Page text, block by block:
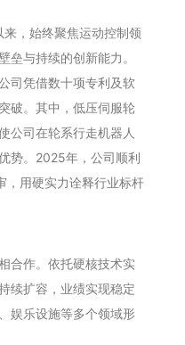
，始终聚焦运动控制领
垒与持续的创新能力。
司凭借数十项专利及软
破。其中，低压伺服轮
公司在轮系行走机器人
势。2025年，公司顺利
，用硬实力诠释行业标杆
合作。依托硬核技术实
续扩容，业绩实现稳定
娱乐设施等多个领域形